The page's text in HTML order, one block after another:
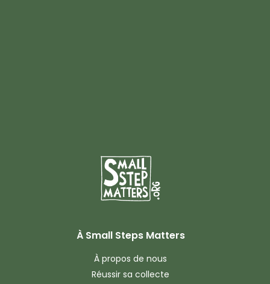
À Small Steps Matters
À propos de nous
Réussir sa collecte